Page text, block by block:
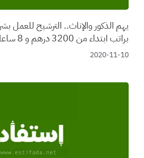
براتب ابتداء من 3200 درهم و 8 ساعات يوميا
2020-11-10